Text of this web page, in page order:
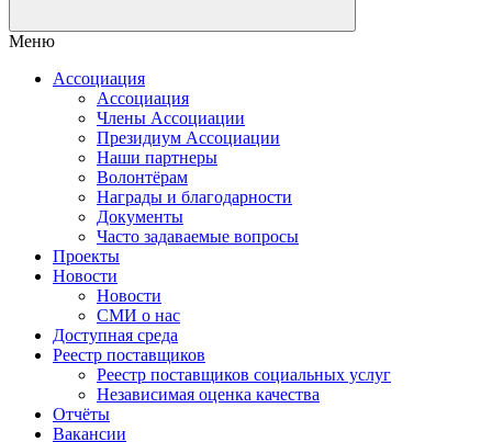
Меню
Ассоциация
Ассоциация
Члены Ассоциации
Президиум Ассоциации
Наши партнеры
Волонтёрам
Награды и благодарности
Документы
Часто задаваемые вопросы
Проекты
Новости
Новости
СМИ о нас
Доступная среда
Реестр поставщиков
Реестр поставщиков социальных услуг
Независимая оценка качества
Отчёты
Вакансии